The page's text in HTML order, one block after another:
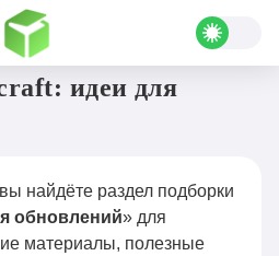
для обновлений
идеи для
найдёте раздел подборки
обновлений» для
материалы, полезные